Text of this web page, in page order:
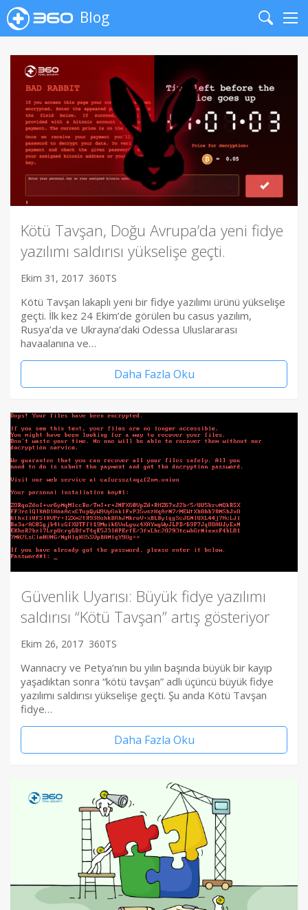
Blog
Search
Kötü Tavşan, Doğu Avrupa’da yeni fidye
yazılımı saldırısı yükselişe geçti.
Ekim 31, 2017 360TS
Kötü Tavşan lakaplı yeni bir fidye yazılımı ürünü yükselişe
geçti. İlk kez 24 Ekim’de görülen bu casus yazılım,
Rusya’da ve Ukrayna’daki Odessa Uluslararası
havaalanına ve…
Daha Fazla Oku
Güvenlik Uyarısı: Büyük fidye yazılımı
saldırısı “Kötü Tavşan” artış gösteriyor
Ekim 26, 2017 360TS
Wannacry ve Petya’nın bu yılın başında büyük bir kayıp
yaşadıktan sonra “kötü tavşan” adlı üçüncü büyük fidye
yazılımı saldırısı yükselişe geçti. Şu anda Kötü Tavşan
fidye…
Daha Fazla Oku